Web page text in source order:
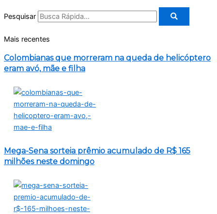
Pesquisar
Mais recentes
Colombianas que morreram na queda de helicóptero
eram avó, mãe e filha
Mega-Sena sorteia prêmio acumulado de R$ 165
milhões neste domingo